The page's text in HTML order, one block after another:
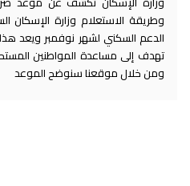
وطريقة الاستعلام وزارة
الدعم السكني لشهر نوفمبر ويعد هذا
تهدف إلى مساعدة المواطنين
ومن خلال موقعنا سنوضح الموعد